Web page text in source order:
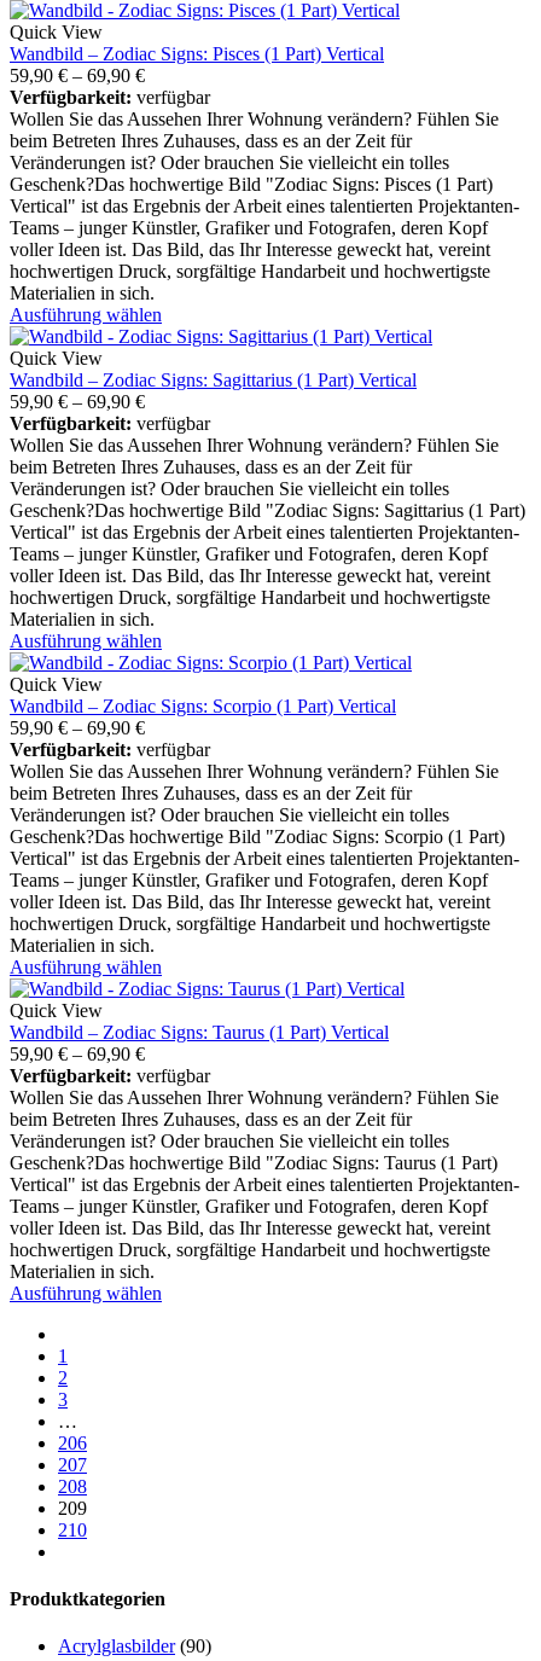
Quick View
Wandbild – Zodiac Signs: Pisces (1 Part) Vertical
59,90 € – 69,90 €
Verfügbarkeit: verfügbar
Wollen Sie das Aussehen Ihrer Wohnung verändern? Fühlen Sie
beim Betreten Ihres Zuhauses, dass es an der Zeit für
Veränderungen ist? Oder brauchen Sie vielleicht ein tolles
Geschenk?Das hochwertige Bild "Zodiac Signs: Pisces (1 Part)
Vertical" ist das Ergebnis der Arbeit eines talentierten Projektanten-
Teams – junger Künstler, Grafiker und Fotografen, deren Kopf
voller Ideen ist. Das Bild, das Ihr Interesse geweckt hat, vereint
hochwertigen Druck, sorgfältige Handarbeit und hochwertigste
Materialien in sich.
Ausführung wählen
Quick View
Wandbild – Zodiac Signs: Sagittarius (1 Part) Vertical
59,90 € – 69,90 €
Verfügbarkeit: verfügbar
Wollen Sie das Aussehen Ihrer Wohnung verändern? Fühlen Sie
beim Betreten Ihres Zuhauses, dass es an der Zeit für
Veränderungen ist? Oder brauchen Sie vielleicht ein tolles
Geschenk?Das hochwertige Bild "Zodiac Signs: Sagittarius (1 Part)
Vertical" ist das Ergebnis der Arbeit eines talentierten Projektanten-
Teams – junger Künstler, Grafiker und Fotografen, deren Kopf
voller Ideen ist. Das Bild, das Ihr Interesse geweckt hat, vereint
hochwertigen Druck, sorgfältige Handarbeit und hochwertigste
Materialien in sich.
Ausführung wählen
Quick View
Wandbild – Zodiac Signs: Scorpio (1 Part) Vertical
59,90 € – 69,90 €
Verfügbarkeit: verfügbar
Wollen Sie das Aussehen Ihrer Wohnung verändern? Fühlen Sie
beim Betreten Ihres Zuhauses, dass es an der Zeit für
Veränderungen ist? Oder brauchen Sie vielleicht ein tolles
Geschenk?Das hochwertige Bild "Zodiac Signs: Scorpio (1 Part)
Vertical" ist das Ergebnis der Arbeit eines talentierten Projektanten-
Teams – junger Künstler, Grafiker und Fotografen, deren Kopf
voller Ideen ist. Das Bild, das Ihr Interesse geweckt hat, vereint
hochwertigen Druck, sorgfältige Handarbeit und hochwertigste
Materialien in sich.
Ausführung wählen
Quick View
Wandbild – Zodiac Signs: Taurus (1 Part) Vertical
59,90 € – 69,90 €
Verfügbarkeit: verfügbar
Wollen Sie das Aussehen Ihrer Wohnung verändern? Fühlen Sie
beim Betreten Ihres Zuhauses, dass es an der Zeit für
Veränderungen ist? Oder brauchen Sie vielleicht ein tolles
Geschenk?Das hochwertige Bild "Zodiac Signs: Taurus (1 Part)
Vertical" ist das Ergebnis der Arbeit eines talentierten Projektanten-
Teams – junger Künstler, Grafiker und Fotografen, deren Kopf
voller Ideen ist. Das Bild, das Ihr Interesse geweckt hat, vereint
hochwertigen Druck, sorgfältige Handarbeit und hochwertigste
Materialien in sich.
Ausführung wählen
1
2
3
…
206
207
208
209
210
Produktkategorien
Acrylglasbilder (90)